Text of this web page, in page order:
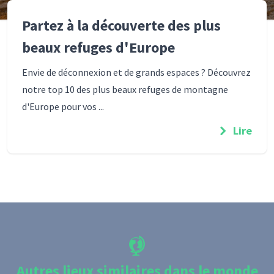
Partez à la découverte des plus
beaux refuges d'Europe
Envie de déconnexion et de grands espaces ? Découvrez
notre top 10 des plus beaux refuges de montagne
d'Europe pour vos ...
Lire